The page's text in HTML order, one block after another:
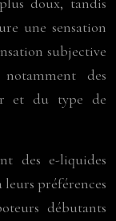
une sensation
subjective
des
et du type de
des e-liquides
leurs préférences
débutants